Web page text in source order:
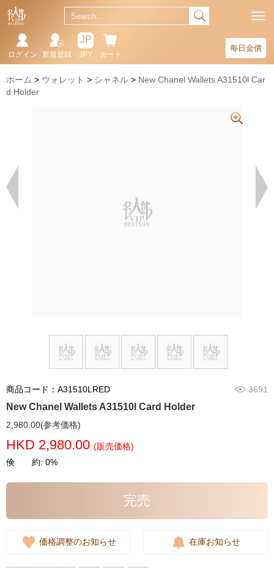
每日金價
カート
JP
JPY
新規登録
ログイン
ホーム ウォレット シャネル
New Chanel Wallets A31510l Car
d Holder
商品コード：A31510LRED 3691
New Chanel Wallets A31510l Card Holder
2,980.00(参考価格)
HKD 2,980.00 (販売価格)
倹 約: 0%
完売
価格調整のお知らせ 在庫お知らせ